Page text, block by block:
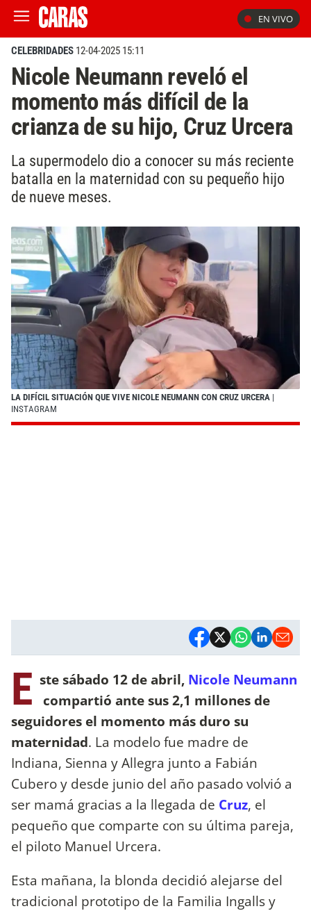
EN VIVO
CELEBRIDADES 12-04-2025 15:11
Nicole Neumann reveló el
momento más difícil de la
crianza de su hijo, Cruz Urcera
La supermodelo dio a conocer su más reciente
batalla en la maternidad con su pequeño hijo
de nueve meses.
LA DIFÍCIL SITUACIÓN QUE VIVE NICOLE NEUMANN CON CRUZ URCERA |
INSTAGRAM
E ste sábado 12 de abril, Nicole Neumann
compartió ante sus 2,1 millones de
seguidores el momento más duro su
maternidad. La modelo fue madre de
Indiana, Sienna y Allegra junto a Fabián
Cubero y desde junio del año pasado volvió a
ser mamá gracias a la llegada de Cruz, el
pequeño que comparte con su última pareja,
el piloto Manuel Urcera.
Esta mañana, la blonda decidió alejarse del
tradicional prototipo de la Familia Ingalls y